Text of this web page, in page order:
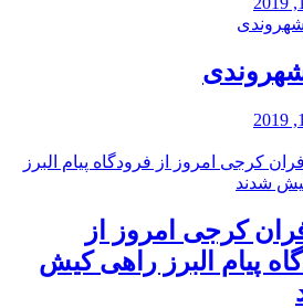
شهروندی
کرجی امروز از
پیام البرز راهی کیش